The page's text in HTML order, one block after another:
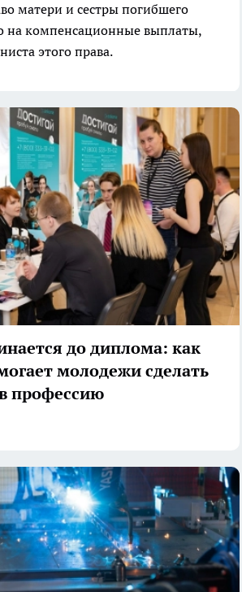
матери и сестры погибшего
на компенсационные выплаты,
этого права.
до диплома: как
молодежи сделать
профессию